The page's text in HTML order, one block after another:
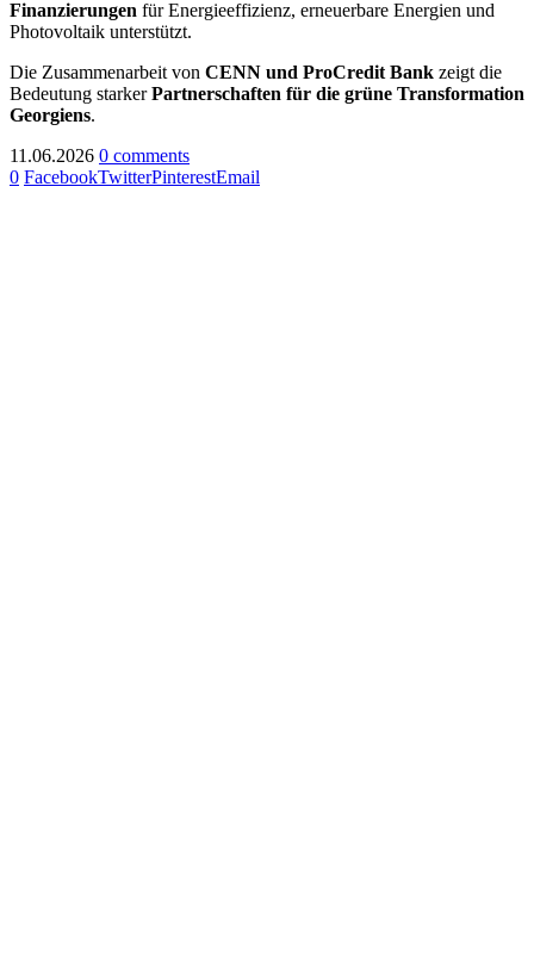
Finanzierungen für Energieeffizienz, erneuerbare Energien und
Photovoltaik unterstützt.
Die Zusammenarbeit von CENN und ProCredit Bank zeigt die
Bedeutung starkerPartnerschaften für die grüne Transformation
Georgiens.
11.06.2026 0 comments
0 FacebookTwitterPinterestEmail